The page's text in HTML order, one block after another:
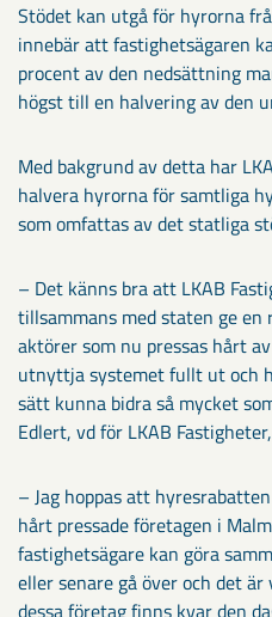
Stödet kan utgå för hyrorna
innebär att fastighetsägaren
procent av den nedsättning
högst till en halvering av den
Med bakgrund av detta har
halvera hyrorna för samtliga
som omfattas av det statliga
– Det känns bra att LKAB
tillsammans med staten ge
aktörer som nu pressas hårt
utnyttja systemet fullt ut och
sätt kunna bidra så mycket
Edlert, vd för LKAB
– Jag hoppas att
hårt pressade företagen i
fastighetsägare kan göra
eller senare gå över och det
dessa företag finns kvar den